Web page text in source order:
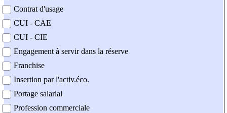
Contrat d'usage
CUI - CAE
CUI - CIE
Engagement à servir dans la réserve
Franchise
Insertion par l'activ.éco.
Portage salarial
Profession commerciale